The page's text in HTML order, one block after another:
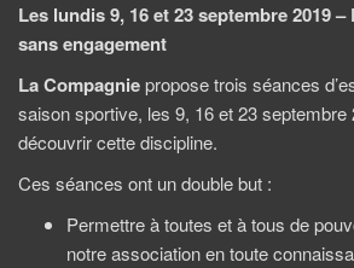
Les lundis 9, 16 et 23 septembre 2019 –
sans engagement
La Compagniepropose trois séances
saison sportive, les 9, 16 et 23 septembre
découvrir cette discipline.
Ces séances ont un double but :
Permettre à toutes et à tous de
notre association en toute